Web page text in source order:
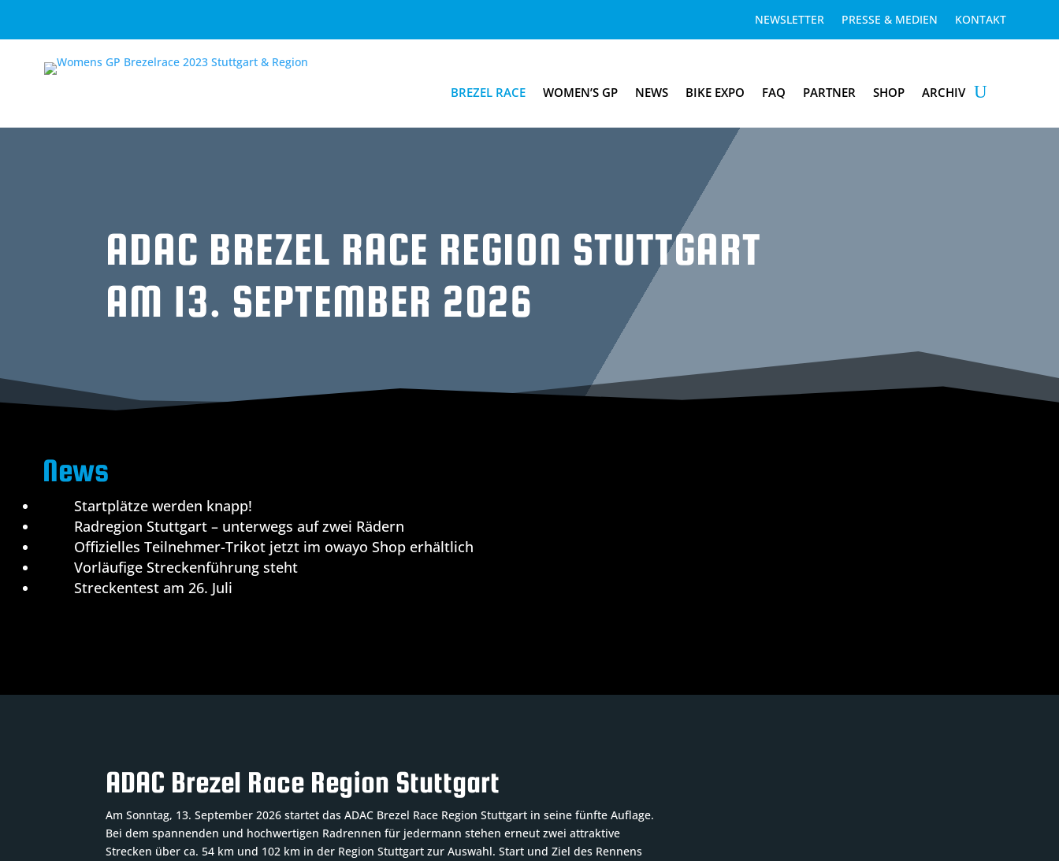
NEWSLETTER PRESSE & MEDIEN KONTAKT
BREZEL RACE WOMEN’S GP NEWS BIKE EXPO FAQ PARTNER SHOP ARCHIV
ADAC BREZEL RACE REGION STUTTGART
AM 13. SEPTEMBER 2026
News
Startplätze werden knapp!
Radregion Stuttgart – unterwegs auf zwei Rädern
Offizielles Teilnehmer-Trikot jetzt im owayo Shop erhältlich
Vorläufige Streckenführung steht
Streckentest am 26. Juli
ADAC Brezel Race Region Stuttgart
Am Sonntag, 13. September 2026 startet das ADAC Brezel Race Region Stuttgart in seine fünfte Auflage.
Bei dem spannenden und hochwertigen Radrennen für jedermann stehen erneut zwei attraktive
Strecken über ca. 54 km und 102 km in der Region Stuttgart zur Auswahl. Start und Ziel des Rennens